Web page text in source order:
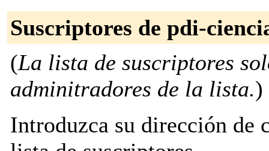
Suscriptores de pdi-
(La lista de suscriptores
adminitradores de la lista.)
Introduzca su dirección de